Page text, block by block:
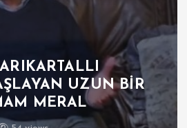
UZUN BİR
MERAL